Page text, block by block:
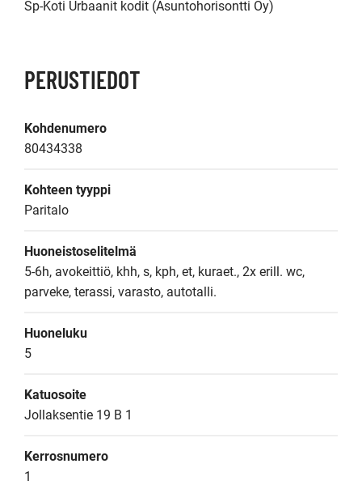
PERUSTIEDOT
Kohdenumero
80434338
Kohteen tyyppi
Paritalo
Huoneistoselitelmä
5-6h, avokeittiö, khh, s, kph, et, kuraet., 2x erill. wc,
parveke, terassi, varasto, autotalli.
Huoneluku
5
Katuosoite
Jollaksentie 19 B 1
Kerrosnumero
1